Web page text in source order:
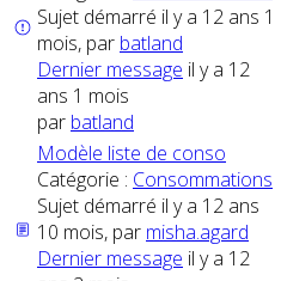
Sujet démarré il y a 12 ans 1
mois, par batland
Dernier message il y a 12
ans 1 mois
par batland
Modèle liste de conso
Catégorie : Consommations
Sujet démarré il y a 12 ans
10 mois, par misha.agard
Dernier message il y a 12